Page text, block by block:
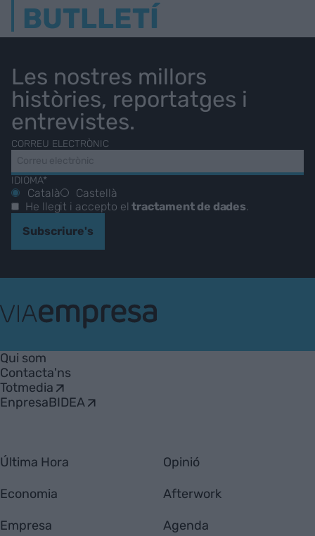
BUTLLETÍ
Les nostres millors
històries, reportatges i
entrevistes.
CORREU ELECTRÒNIC
IDIOMA*
Català
Castellà
He llegit i accepto eltractament de dades.
Subscriure's
Empresa
Qui som
Contacta'ns
Totmedia
EnpresaBIDEA
Última Hora
Economia
Empresa
Opinió
Afterwork
Agenda